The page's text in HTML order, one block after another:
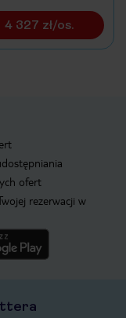
4 327 zł/os.
ofert
rezerwacji w